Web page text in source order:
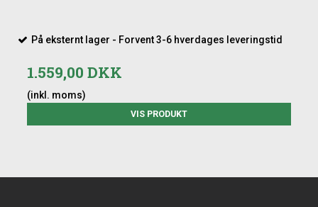
På eksternt lager - Forvent 3-6 hverdages leveringstid
1.559,00 DKK
(inkl. moms)
VIS PRODUKT